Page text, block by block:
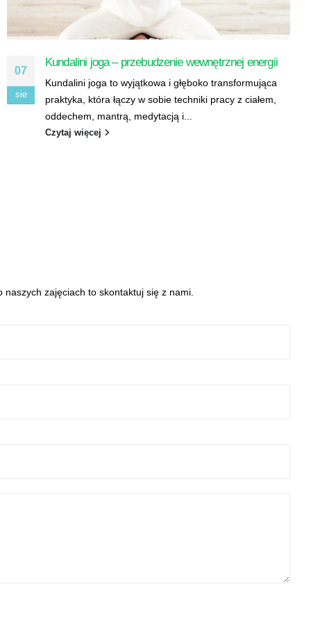
31
sie
Pełne oddychanie w jodze
Oddychanie jest określane jako synonim życia. Jest ono
naturalne i automatyczne. Większość z nas oddycha
bez świadomości tej czynności i...
Czytaj więcej
zajęciach to skontaktuj się z nami.